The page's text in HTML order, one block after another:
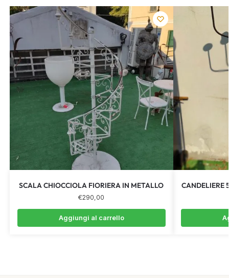
SCALA CHIOCCIOLA FIORIERA IN METALLO
€290,00
Aggiungi al carrello
CANDELIERE